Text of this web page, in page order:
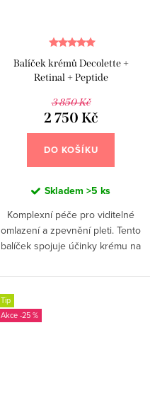
Balíček krémů Decolette +
Retinal + Peptide
3 850 Kč
2 750 Kč
DO KOŠÍKU
Skladem >5 ks
Komplexní péče pro viditelné
omlazení a zpevnění pleti. Tento
balíček spojuje účinky krému na
Tip
-25 %